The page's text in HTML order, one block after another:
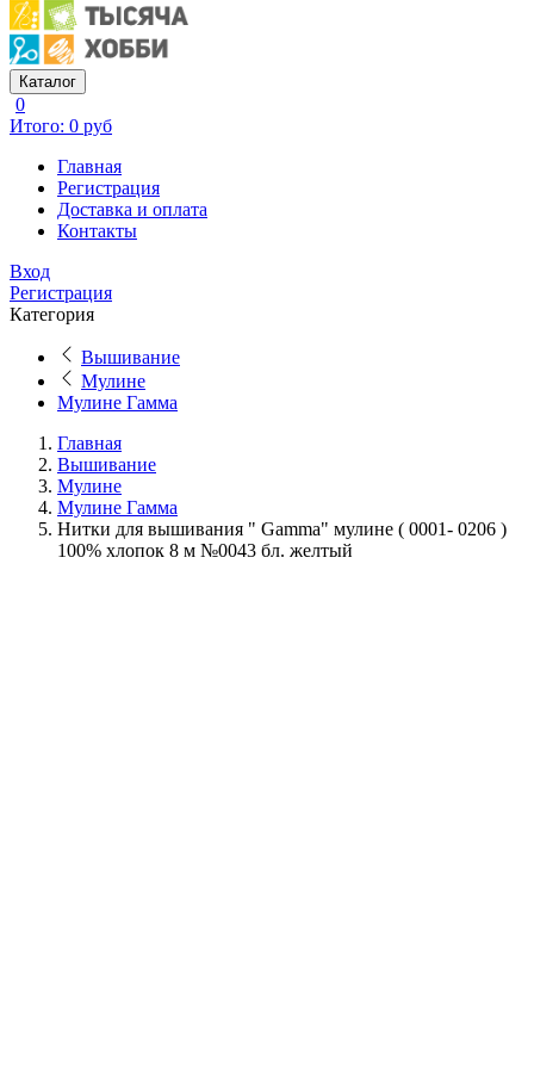
Каталог
0
Итого: 0 руб
Главная
Регистрация
Доставка и оплата
Контакты
Вход
Регистрация
Категория
Вышивание
Мулине
Мулине Гамма
Главная
Вышивание
Мулине
Мулине Гамма
Нитки для вышивания " Gamma" мулине ( 0001- 0206 )
100% хлопок 8 м №0043 бл. желтый